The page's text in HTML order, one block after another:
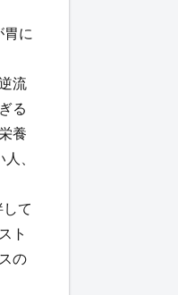
に
流
る
養
、
て
ト
の